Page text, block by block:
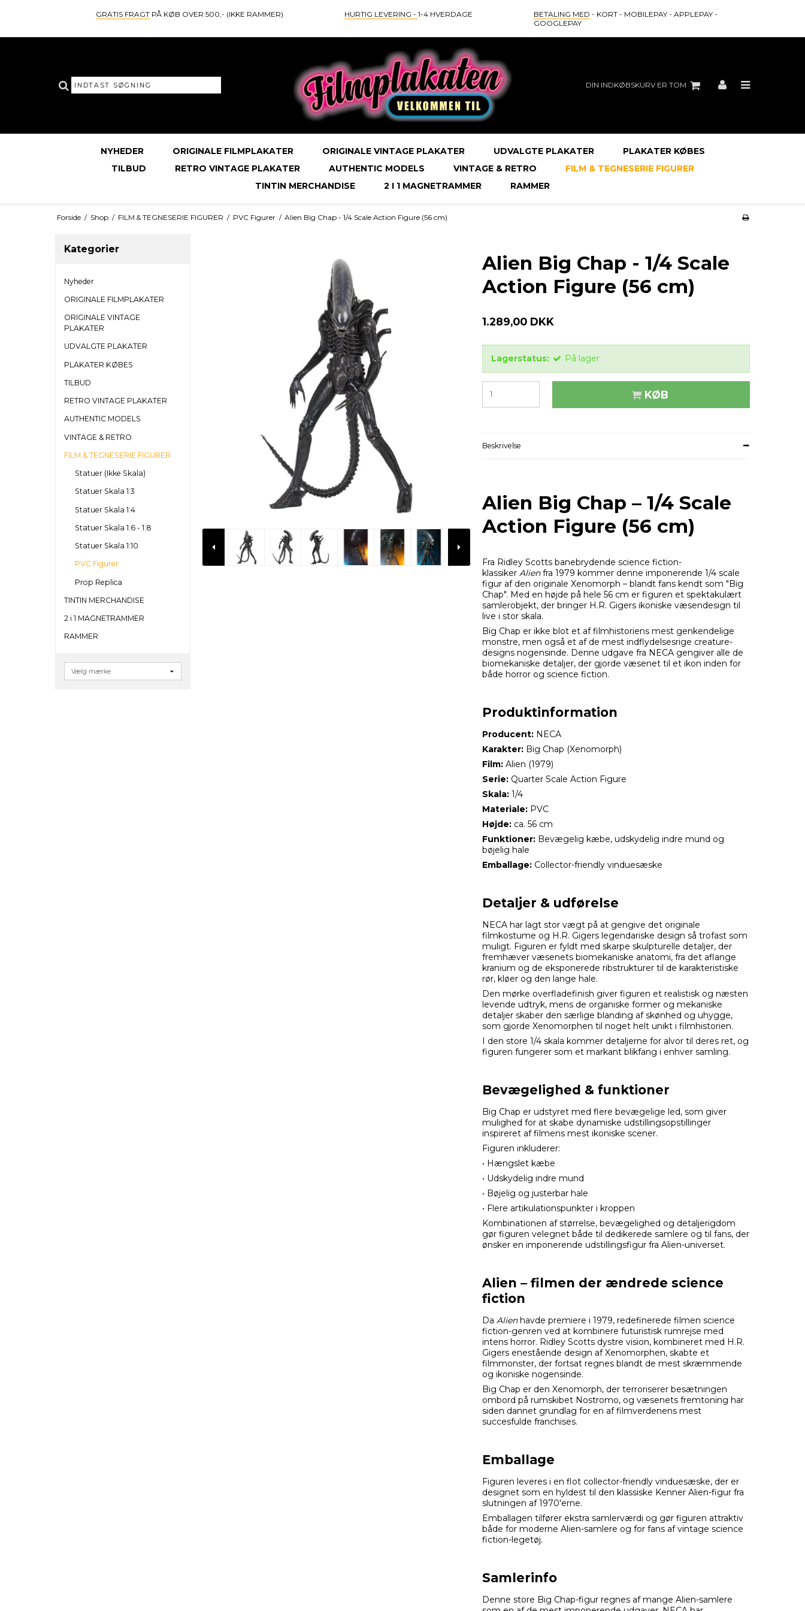
GRATIS FRAGTPÅ KØB OVER 500,- (IKKE RAMMER) HURTIG LEVERING - 1-4 HVERDAGE BETALING MED - KORT - MOBILEPAY - APPLEPAY -
GOOGLEPAY
DIN INDKØBSKURV ER TOM
NYHEDER ORIGINALE FILMPLAKATER ORIGINALE VINTAGE PLAKATER UDVALGTE PLAKATER
PLAKATER KØBES
TILBUD
RETRO VINTAGE PLAKATER AUTHENTIC MODELS VINTAGE & RETRO
FILM & TEGNESERIE FIGURER
TINTIN MERCHANDISE
2 I 1 MAGNETRAMMER RAMMER
Forside / Shop / FILM & TEGNESERIE FIGURER / PVC Figurer / Alien Big Chap - 1/4 Scale Action Figure (56 cm)
Kategorier
Nyheder
ORIGINALE FILMPLAKATER
ORIGINALE VINTAGE
PLAKATER
UDVALGTE PLAKATER
PLAKATER KØBES
TILBUD
RETRO VINTAGE PLAKATER
AUTHENTIC MODELS
VINTAGE & RETRO
FILM & TEGNESERIE FIGURER
Statuer (Ikke Skala)
Statuer Skala 1:3
Statuer Skala 1:4
Statuer Skala 1:6 - 1:8
Statuer Skala 1:10
PVC Figurer
Prop Replica
TINTIN MERCHANDISE
2 i 1 MAGNETRAMMER
RAMMER
Alien Big Chap - 1/4 Scale
Action Figure (56 cm)
1.289,00 DKK
Lagerstatus: På lager
KØB
Beskrivelse
Alien Big Chap – 1/4 Scale
Action Figure (56 cm)
Fra Ridley Scotts banebrydende science fiction-
klassiker Alienfra 1979 kommer denne imponerende 1/4 scale
figur af den originale Xenomorph – blandt fans kendt som "Big
Chap". Med en højde på hele 56 cm er figuren et spektakulært
samlerobjekt, der bringer H.R. Gigers ikoniske væsendesign til
live i stor skala.
Big Chap er ikke blot et af filmhistoriens mest genkendelige
monstre, men også et af de mest indflydelsesrige creature-
designs nogensinde. Denne udgave fra NECA gengiver alle de
biomekaniske detaljer, der gjorde væsenet til et ikon inden for
både horror og science fiction.
Produktinformation
Producent:NECA
Karakter:Big Chap (Xenomorph)
Film:Alien (1979)
Serie:Quarter Scale Action Figure
Skala:1/4
Materiale:PVC
Højde:ca. 56 cm
Funktioner:Bevægelig kæbe, udskydelig indre mund og
bøjelig hale
Emballage:Collector-friendly vinduesæske
Detaljer & udførelse
NECA har lagt stor vægt på at gengive det originale
filmkostume og H.R. Gigers legendariske design så trofast som
muligt. Figuren er fyldt med skarpe skulpturelle detaljer, der
fremhæver væsenets biomekaniske anatomi, fra det aflange
kranium og de eksponerede ribstrukturer til de karakteristiske
rør, kløer og den lange hale.
Den mørke overfladefinish giver figuren et realistisk og næsten
levende udtryk, mens de organiske former og mekaniske
detaljer skaber den særlige blanding af skønhed og uhygge,
som gjorde Xenomorphen til noget helt unikt i filmhistorien.
I den store 1/4 skala kommer detaljerne for alvor til deres ret, og
figuren fungerer som et markant blikfang i enhver samling.
Bevægelighed & funktioner
Big Chap er udstyret med flere bevægelige led, som giver
mulighed for at skabe dynamiske udstillingsopstillinger
inspireret af filmens mest ikoniske scener.
Figuren inkluderer:
• Hængslet kæbe
• Udskydelig indre mund
• Bøjelig og justerbar hale
• Flere artikulationspunkter i kroppen
Kombinationen af størrelse, bevægelighed og detaljerigdom
gør figuren velegnet både til dedikerede samlere og til fans, der
ønsker en imponerende udstillingsfigur fra Alien-universet.
Alien – filmen der ændrede science
fiction
Da Alienhavde premiere i 1979, redefinerede filmen science
fiction-genren ved at kombinere futuristisk rumrejse med
intens horror. Ridley Scotts dystre vision, kombineret med H.R.
Gigers enestående design af Xenomorphen, skabte et
filmmonster, der fortsat regnes blandt de mest skræmmende
og ikoniske nogensinde.
Big Chap er den Xenomorph, der terroriserer besætningen
ombord på rumskibet Nostromo, og væsenets fremtoning har
siden dannet grundlag for en af filmverdenens mest
succesfulde franchises.
Emballage
Figuren leveres i en flot collector-friendly vinduesæske, der er
designet som en hyldest til den klassiske Kenner Alien-figur fra
slutningen af 1970'erne.
Emballagen tilfører ekstra samlerværdi og gør figuren attraktiv
både for moderne Alien-samlere og for fans af vintage science
fiction-legetøj.
Samlerinfo
Denne store Big Chap-figur regnes af mange Alien-samlere